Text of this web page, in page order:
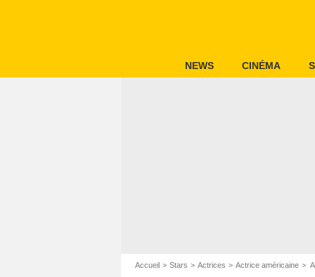
NEWS CINÉMA
Accueil Stars Actrices Actrice américaine